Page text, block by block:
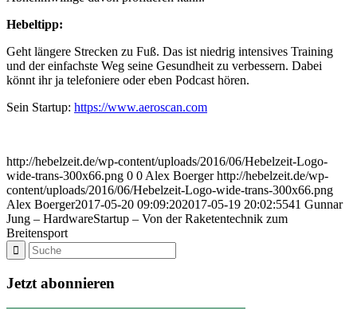
Hebeltipp:
Geht längere Strecken zu Fuß. Das ist niedrig intensives Training
und der einfachste Weg seine Gesundheit zu verbessern. Dabei
könnt ihr ja telefoniere oder eben Podcast hören.
Sein Startup: https://www.aeroscan.com
http://hebelzeit.de/wp-content/uploads/2016/06/Hebelzeit-Logo-
wide-trans-300x66.png 0 0Alex Boerger http://hebelzeit.de/wp-
content/uploads/2016/06/Hebelzeit-Logo-wide-trans-300x66.png
Alex Boerger2017-05-20 09:09:202017-05-19 20:02:5541 Gunnar
Jung – HardwareStartup – Von der Raketentechnik zum
Breitensport
Jetzt abonnieren